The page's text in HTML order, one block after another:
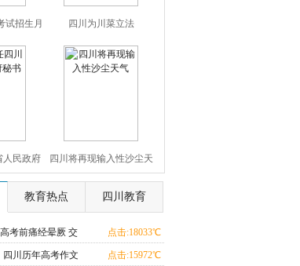
试招生月 四川为川菜立法
人民政府 四川将再现输入性沙尘天
气
教育热点 四川教育
考前痛经晕厥 交
点击:18033℃
四川历年高考作文
点击:15972℃